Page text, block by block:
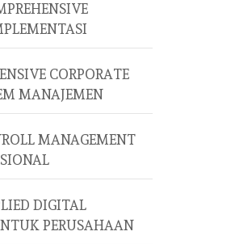
CORPORATE
MANAJEMEN
MANAGEMENT
DIGITAL
PERUSAHAAN